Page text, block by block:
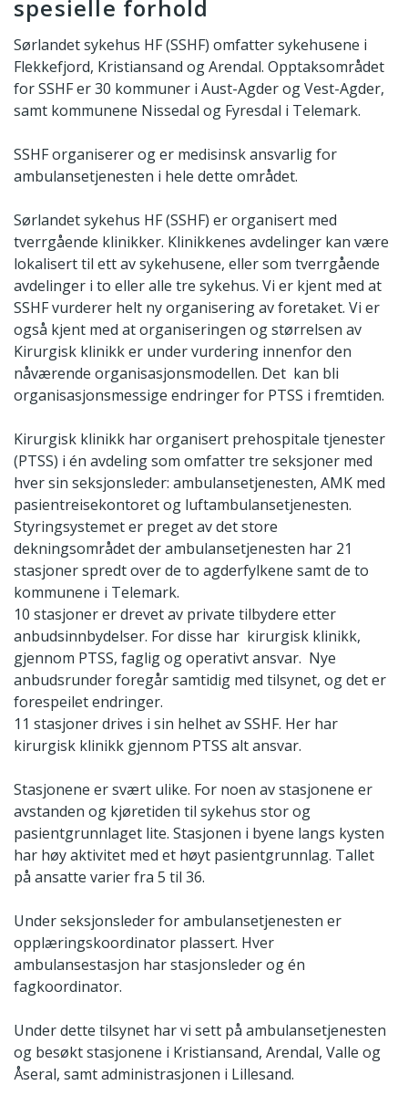
spesielle forhold
Sørlandet sykehus HF (SSHF) omfatter sykehusene i
Flekkefjord, Kristiansand og Arendal. Opptaksområdet
for SSHF er 30 kommuner i Aust-Agder og Vest-Agder,
samt kommunene Nissedal og Fyresdal i Telemark.
SSHF organiserer og er medisinsk ansvarlig for
ambulansetjenesten i hele dette området.
Sørlandet sykehus HF (SSHF) er organisert med
tverrgående klinikker. Klinikkenes avdelinger kan være
lokalisert til ett av sykehusene, eller som tverrgående
avdelinger i to eller alle tre sykehus. Vi er kjent med at
SSHF vurderer helt ny organisering av foretaket. Vi er
også kjent med at organiseringen og størrelsen av
Kirurgisk klinikk er under vurdering innenfor den
nåværende organisasjonsmodellen. Det kan bli
organisasjonsmessige endringer for PTSS i fremtiden.
Kirurgisk klinikk har organisert prehospitale tjenester
(PTSS) i én avdeling som omfatter tre seksjoner med
hver sin seksjonsleder: ambulansetjenesten, AMK med
pasientreisekontoret og luftambulansetjenesten.
Styringsystemet er preget av det store
dekningsområdet der ambulansetjenesten har 21
stasjoner spredt over de to agderfylkene samt de to
kommunene i Telemark.
10 stasjoner er drevet av private tilbydere etter
anbudsinnbydelser. For disse har kirurgisk klinikk,
gjennom PTSS, faglig og operativt ansvar. Nye
anbudsrunder foregår samtidig med tilsynet, og det er
forespeilet endringer.
11 stasjoner drives i sin helhet av SSHF. Her har
kirurgisk klinikk gjennom PTSS alt ansvar.
Stasjonene er svært ulike. For noen av stasjonene er
avstanden og kjøretiden til sykehus stor og
pasientgrunnlaget lite. Stasjonen i byene langs kysten
har høy aktivitet med et høyt pasientgrunnlag. Tallet
på ansatte varier fra 5 til 36.
Under seksjonsleder for ambulansetjenesten er
opplæringskoordinator plassert. Hver
ambulansestasjon har stasjonsleder og én
fagkoordinator.
Under dette tilsynet har vi sett på ambulansetjenesten
og besøkt stasjonene i Kristiansand, Arendal, Valle og
Åseral, samt administrasjonen i Lillesand.